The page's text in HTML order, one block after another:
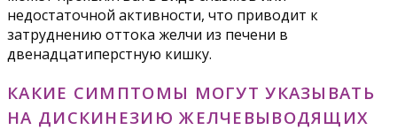
недостаточной активности, что приводит к
затруднению оттока желчи из печени в
двенадцатиперстную кишку.
КАКИЕ СИМПТОМЫ МОГУТ УКАЗЫВАТЬ
НА ДИСКИНЕЗИЮ ЖЕЛЧЕВЫВОДЯЩИХ